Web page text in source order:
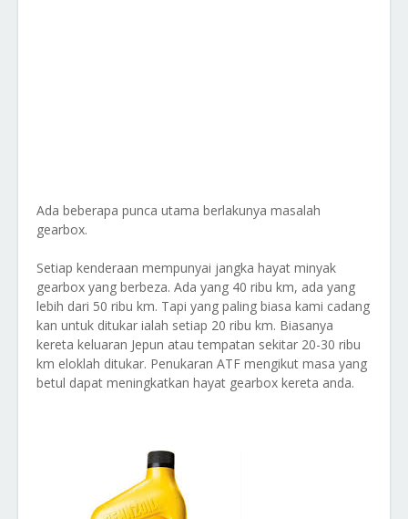
Ada beberapa punca utama berlakunya masalah
gearbox.
Setiap kenderaan mempunyai jangka hayat minyak
gearbox yang berbeza. Ada yang 40 ribu km, ada yang
lebih dari 50 ribu km. Tapi yang paling biasa kami cadang
kan untuk ditukar ialah setiap 20 ribu km. Biasanya
kereta keluaran Jepun atau tempatan sekitar 20-30 ribu
km eloklah ditukar. Penukaran ATF mengikut masa yang
betul dapat meningkatkan hayat gearbox kereta anda.